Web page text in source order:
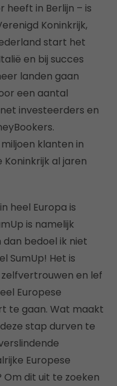
heeft in Berlijn – is
Koninkrijk,
start het
en bij succes
landen gaan
een aantal
investeerders en
klanten in
al jaren
heel Europa is
is namelijk
dan bedoel ik niet
SumUp! Het is
en lef
Europese
te gaan. Wat maakt
stap durven te
Europese
dit uit te zoeken